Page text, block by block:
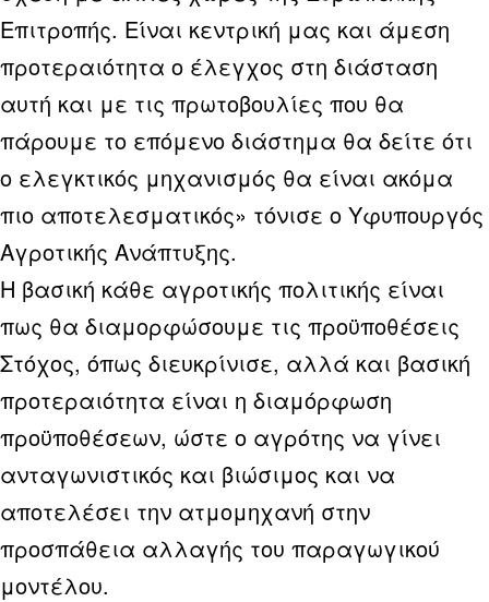
Επιτροπής. Είναι κεντρική μας και άμεση
προτεραιότητα ο έλεγχος στη διάσταση
αυτή και με τις πρωτοβουλίες που θα
πάρουμε το επόμενο διάστημα θα δείτε ότι
ο ελεγκτικός μηχανισμός θα είναι ακόμα
πιο αποτελεσματικός» τόνισε ο Υφυπουργός
Αγροτικής Ανάπτυξης.
Η βασική κάθε αγροτικής πολιτικής είναι
πως θα διαμορφώσουμε τις προϋποθέσεις
Στόχος, όπως διευκρίνισε, αλλά και βασική
προτεραιότητα είναι η διαμόρφωση
προϋποθέσεων, ώστε ο αγρότης να γίνει
ανταγωνιστικός και βιώσιμος και να
αποτελέσει την ατμομηχανή στην
προσπάθεια αλλαγής του παραγωγικού
μοντέλου.